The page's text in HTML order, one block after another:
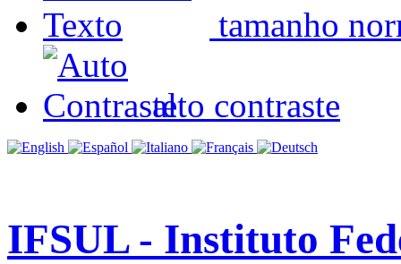
tamanho
alto contraste
IFSUL - Instituto